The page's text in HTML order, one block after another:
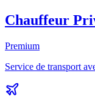
Chauffeur
Premium
Service de transport